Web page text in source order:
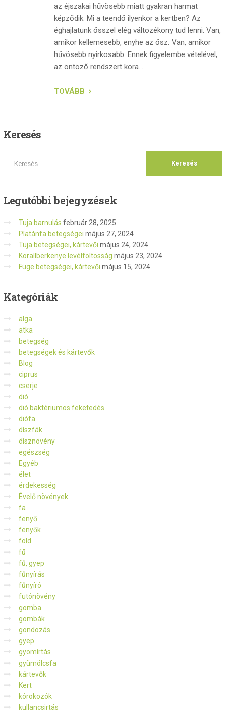
az éjszakai hűvösebb miatt gyakran harmat
képződik. Mi a teendő ilyenkor a kertben? Az
éghajlatunk ősszel elég változékony tud lenni. Van,
amikor kellemesebb, enyhe az ősz. Van, amikor
hűvösebb nyirkosabb. Ennek figyelembe vételével,
az öntöző rendszert kora...
TOVÁBB
Keresés
Legutóbbibejegyzések
Tuja barnulás február 28, 2025
Platánfa betegségei május 27, 2024
Tuja betegségei, kártevői május 24, 2024
Korallberkenye levélfoltosság május 23, 2024
Füge betegségei, kártevői május 15, 2024
Kategóriák
alga
atka
betegség
betegségek és kártevők
Blog
ciprus
cserje
dió
dió baktériumos feketedés
diófa
díszfák
dísznövény
egészség
Egyéb
élet
érdekesség
Évelő növények
fa
fenyő
fenyők
föld
fű
fű, gyep
fűnyírás
fűnyíró
futónövény
gomba
gombák
gondozás
gyep
gyomírtás
gyümölcsfa
kártevők
Kert
kórokozók
kullancsirtás